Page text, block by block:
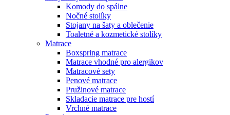
Komody do spálne
Nočné stolíky
Stojany na šaty a oblečenie
Toaletné a kozmetické stolíky
Matrace
Boxspring matrace
Matrace vhodné pro alergikov
Matracové sety
Penové matrace
Pružinové matrace
Skladacie matrace pre hostí
Vrchné matrace